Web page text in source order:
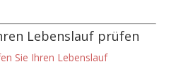
Lebenslauf prüfen